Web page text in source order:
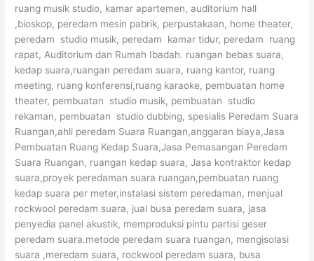
ruang musik studio, kamar apartemen, auditorium hall
,bioskop, peredam mesin pabrik, perpustakaan, home theater,
peredam studio musik, peredam kamar tidur, peredam ruang
rapat, Auditorium dan Rumah Ibadah. ruangan bebas suara,
kedap suara,ruangan peredam suara, ruang kantor, ruang
meeting, ruang konferensi,ruang karaoke, pembuatan home
theater, pembuatan studio musik, pembuatan studio
rekaman, pembuatan studio dubbing, spesialis Peredam Suara
Ruangan,ahli peredam Suara Ruangan,anggaran biaya,Jasa
Pembuatan Ruang Kedap Suara,Jasa Pemasangan Peredam
Suara Ruangan, ruangan kedap suara, Jasa kontraktor kedap
suara,proyek peredaman suara ruangan,pembuatan ruang
kedap suara per meter,instalasi sistem peredaman, menjual
rockwool peredam suara, jual busa peredam suara, jasa
penyedia panel akustik, memproduksi pintu partisi geser
peredam suara.metode peredam suara ruangan, mengisolasi
suara ,meredam suara, rockwool peredam suara, busa